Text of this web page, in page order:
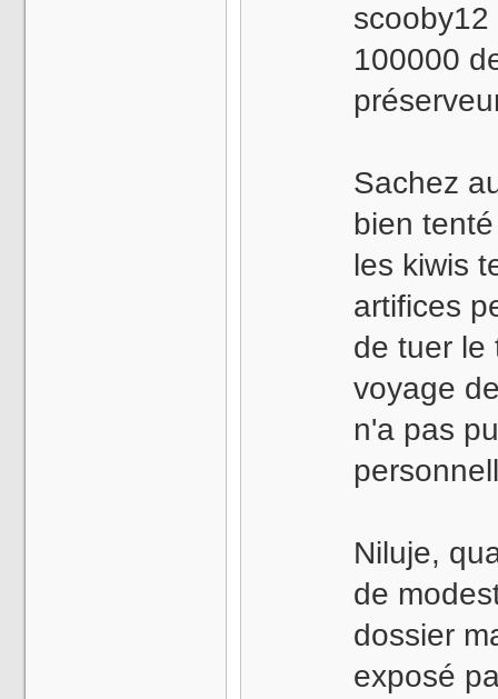
100000
Sachez
bien
les kiwis
artifices
de tuer le
voyage
n'a pas
Niluje,
de
dossier
exposé